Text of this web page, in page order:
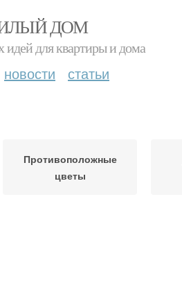
ДОМ
идей для квартиры и дома
новости статьи
Противоположные
цветы